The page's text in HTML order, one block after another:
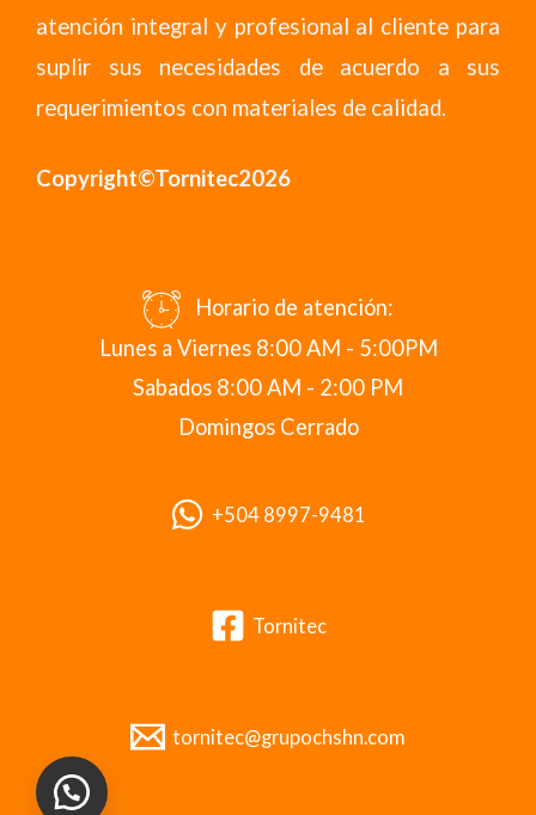
atención integral y profesional al cliente para
suplir sus necesidades de acuerdo a sus
requerimientos con materiales de calidad.
Copyright©Tornitec2026
Horario de atención:
Lunes a Viernes 8:00 AM - 5:00PM
Sabados 8:00 AM - 2:00 PM
Domingos Cerrado
+504 8997-9481
Tornitec
tornitec@grupochshn.com